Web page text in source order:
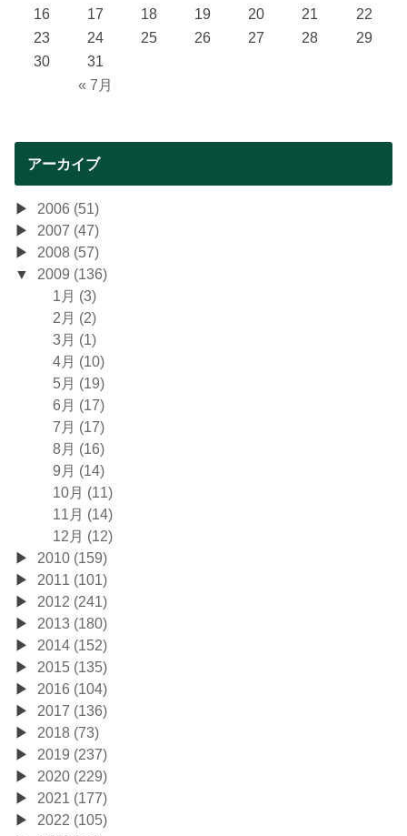
« 7月
16
17 18 19 20 21
22
23
24 25 26 27 28
29
30
31
アーカイブ
2006 (51)
2007 (47)
2008 (57)
2009 (136)
1月 (3)
2月 (2)
3月 (1)
4月 (10)
5月 (19)
6月 (17)
7月 (17)
8月 (16)
9月 (14)
10月 (11)
11月 (14)
12月 (12)
2010 (159)
2011 (101)
2012 (241)
2013 (180)
2014 (152)
2015 (135)
2016 (104)
2017 (136)
2018 (73)
2019 (237)
2020 (229)
2021 (177)
2022 (105)